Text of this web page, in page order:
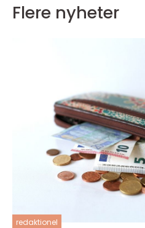
Flere nyheter
redaktionel